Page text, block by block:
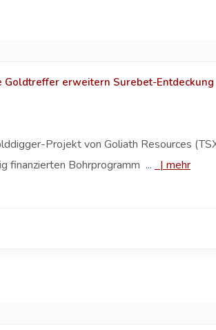
Goldtreffer erweitern Surebet-
Projekt von Goliath Resources
finanzierten Bohrprogramm ... |mehr